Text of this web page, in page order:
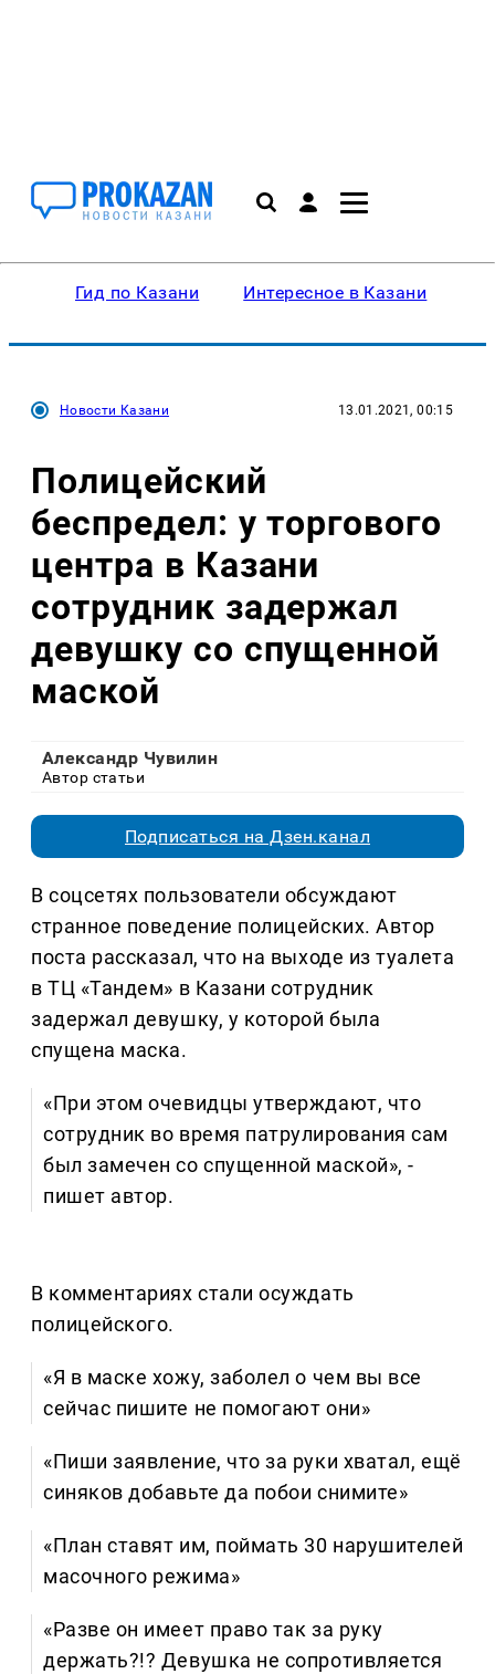
Гид по Казани Интересное в Казани
Новости Казани 13.01.2021, 00:15
Полицейский
беспредел: у торгового
центра в Казани
сотрудник задержал
девушку со спущенной
маской
Александр Чувилин
Автор статьи
Подписаться на Дзен.канал
В соцсетях пользователи обсуждают
странное поведение полицейских. Автор
поста рассказал, что на выходе из туалета
в ТЦ «Тандем» в Казани сотрудник
задержал девушку, у которой была
спущена маска.
«При этом очевидцы утверждают, что
сотрудник во время патрулирования сам
был замечен со спущенной маской», -
пишет автор.
В комментариях стали осуждать
полицейского.
«Я в маске хожу, заболел о чем вы все
сейчас пишите не помогают они»
«Пиши заявление, что за руки хватал, ещё
синяков добавьте да побои снимите»
«План ставят им, поймать 30 нарушителей
масочного режима»
«Разве он имеет право так за руку
держать?!? Девушка не сопротивляется